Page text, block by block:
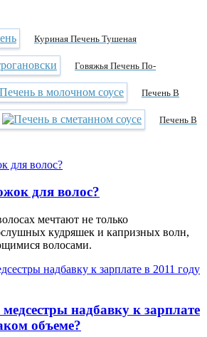
Куриная Печень Тушеная
Говяжья Печень По-
Печень В
Печень В
для волос?
мечтают не только
кудряшек и капризных волн,
волосами.
надбавку к зарплате
объеме?